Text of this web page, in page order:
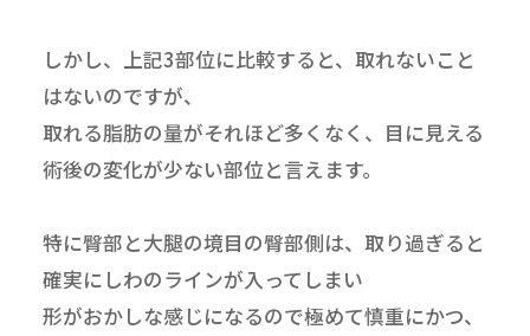
しかし、上記3部位に比較すると、取れないこと
はないのですが、
取れる脂肪の量がそれほど多くなく、目に見える
術後の変化が少ない部位と言えます。
特に臀部と大腿の境目の臀部側は、取り過ぎると
確実にしわのラインが入ってしまい
形がおかしな感じになるので極めて慎重にかつ、